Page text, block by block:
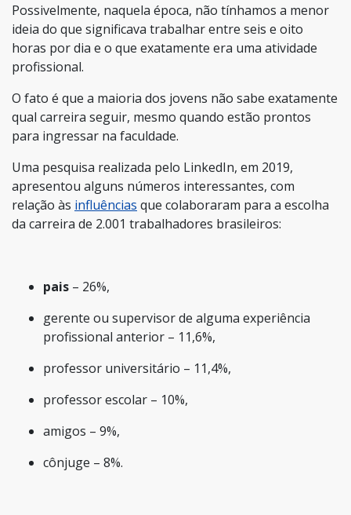
Possivelmente, naquela época, não tínhamos a menor
ideia do que significava trabalhar entre seis e oito
horas por dia e o que exatamente era uma atividade
profissional.
O fato é que a maioria dos jovens não sabe exatamente
qual carreira seguir, mesmo quando estão prontos
para ingressar na faculdade.
Uma pesquisa realizada pelo LinkedIn, em 2019,
apresentou alguns números interessantes, com
relação às influências que colaboraram para a escolha
da carreira de 2.001 trabalhadores brasileiros:
pais – 26%,
gerente ou supervisor de alguma experiência
profissional anterior – 11,6%,
professor universitário – 11,4%,
professor escolar – 10%,
amigos – 9%,
cônjuge – 8%.